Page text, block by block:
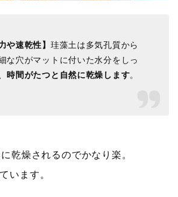
や速乾性】 珪藻土は多気孔質から
な穴がマットに付いた水分をしっ
時間がたつと自然に乾燥します。
乾燥されるのでかなり楽。
います。